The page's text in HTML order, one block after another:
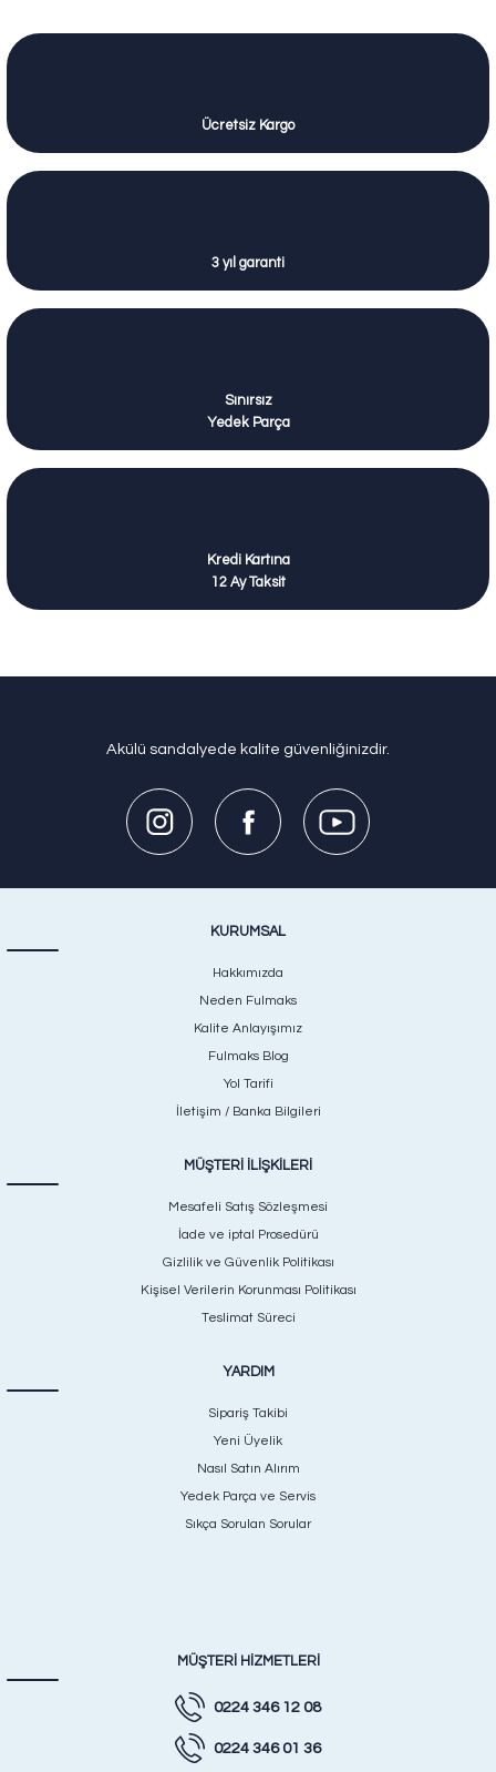
Ücretsiz Kargo
3 yıl garanti
Sınırsız
Yedek Parça
Kredi Kartına
12 Ay Taksit
Akülü sandalyede kalite güvenliğinizdir.
KURUMSAL
Hakkımızda
Neden Fulmaks
Kalite Anlayışımız
Fulmaks Blog
Yol Tarifi
İletişim / Banka Bilgileri
MÜŞTERİ İLİŞKİLERİ
Mesafeli Satış Sözleşmesi
İade ve iptal Prosedürü
Gizlilik ve Güvenlik Politikası
Kişisel Verilerin Korunması Politikası
Teslimat Süreci
YARDIM
Sipariş Takibi
Yeni Üyelik
Nasıl Satın Alırım
Yedek Parça ve Servis
Sıkça Sorulan Sorular
MÜŞTERİ HİZMETLERİ
0224 346 12 08
0224 346 01 36